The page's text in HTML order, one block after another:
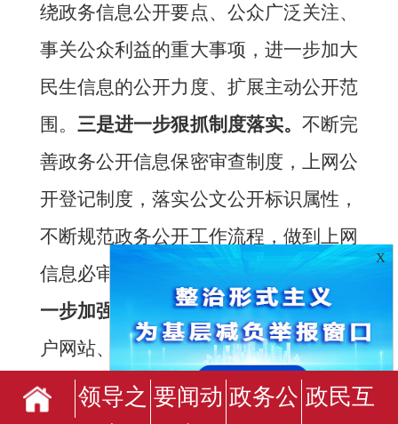
绕政务信息公开要点、 公众广泛关注、
事关公众利益的重大事项，进一步加大
民生信息的公开力度、扩展主动公开范
围。三是进一步狠抓制度落实。 不断完
善政务公开信息保密审查制度，上网公
开登记制度，落实公文公开标识属性，
不断规范政务公开工作流程，做到上网
信息必审查，公开信息必登记。 四是进
一步加强平台建设。充分利用县政府
户网站、微博、微信、媒体报刊等政务
公开平台，逐步建立同步推送、各有侧
领导之 要闻动 政务公 政民互
X